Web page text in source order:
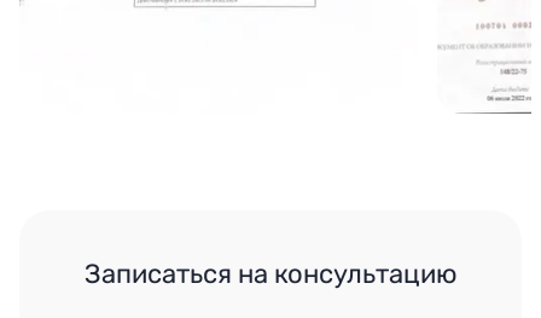
Записаться на консультацию